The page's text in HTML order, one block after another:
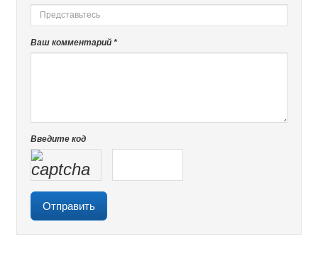
Ваш комментарий *
Введите код